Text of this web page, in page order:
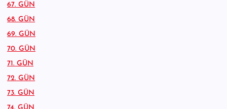
67. GÜN
68. GÜN
69. GÜN
70. GÜN
71. GÜN
72. GÜN
73. GÜN
74. GÜN